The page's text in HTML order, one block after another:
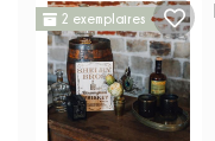
2 exemplaires